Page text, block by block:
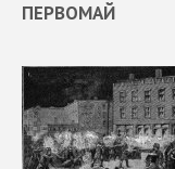
ПЕРВОМАЙ